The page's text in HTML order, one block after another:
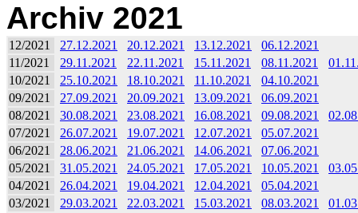
Archiv 2021
12/2021 27.12.2021 20.12.2021 13.12.2021
06.12.2021
11/2021
29.11.2021 22.11.2021 15.11.2021 08.11.2021
10/2021
25.10.2021 18.10.2021 11.10.2021
04.10.2021
09/2021
27.09.2021 20.09.2021 13.09.2021
06.09.2021
08/2021
30.08.2021 23.08.2021 16.08.2021 09.08.2021
07/2021
26.07.2021 19.07.2021 12.07.2021
05.07.2021
06/2021
28.06.2021 21.06.2021 14.06.2021
07.06.2021
05/2021
31.05.2021 24.05.2021 17.05.2021 10.05.2021
04/2021
26.04.2021 19.04.2021 12.04.2021
05.04.2021
03/2021
29.03.2021 22.03.2021 15.03.2021 08.03.2021